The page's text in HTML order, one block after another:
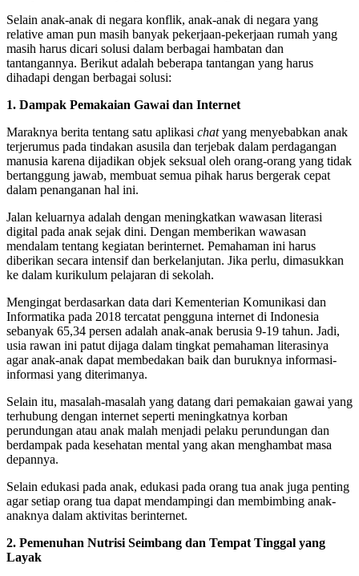
Selain anak-anak di negara konflik, anak-anak di negara yang
relative aman pun masih banyak pekerjaan-pekerjaan rumah yang
masih harus dicari solusi dalam berbagai hambatan dan
tantangannya. Berikut adalah beberapa tantangan yang harus
dihadapi dengan berbagai solusi:
1. Dampak Pemakaian Gawai dan Internet
Maraknya berita tentang satu aplikasi chat yang menyebabkan anak
terjerumus pada tindakan asusila dan terjebak dalam perdagangan
manusia karena dijadikan objek seksual oleh orang-orang yang tidak
bertanggung jawab, membuat semua pihak harus bergerak cepat
dalam penanganan hal ini.
Jalan keluarnya adalah dengan meningkatkan wawasan literasi
digital pada anak sejak dini. Dengan memberikan wawasan
mendalam tentang kegiatan berinternet. Pemahaman ini harus
diberikan secara intensif dan berkelanjutan. Jika perlu, dimasukkan
ke dalam kurikulum pelajaran di sekolah.
Mengingat berdasarkan data dari Kementerian Komunikasi dan
Informatika pada 2018 tercatat pengguna internet di Indonesia
sebanyak 65,34 persen adalah anak-anak berusia 9-19 tahun. Jadi,
usia rawan ini patut dijaga dalam tingkat pemahaman literasinya
agar anak-anak dapat membedakan baik dan buruknya informasi-
informasi yang diterimanya.
Selain itu, masalah-masalah yang datang dari pemakaian gawai yang
terhubung dengan internet seperti meningkatnya korban
perundungan atau anak malah menjadi pelaku perundungan dan
berdampak pada kesehatan mental yang akan menghambat masa
depannya.
Selain edukasi pada anak, edukasi pada orang tua anak juga penting
agar setiap orang tua dapat mendampingi dan membimbing anak-
anaknya dalam aktivitas berinternet.
2. Pemenuhan Nutrisi Seimbang dan Tempat Tinggal yang
Layak